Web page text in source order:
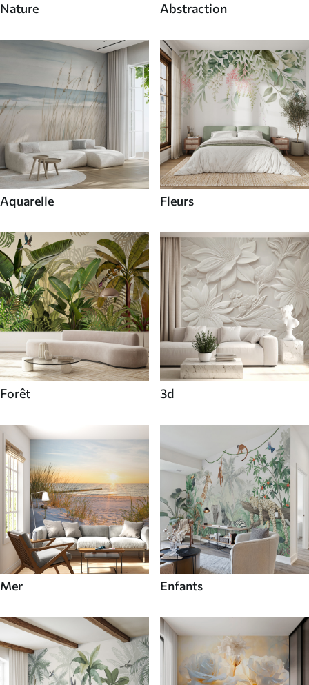
Nature Abstraction
Aquarelle Fleurs
Forêt 3d
Mer Enfants